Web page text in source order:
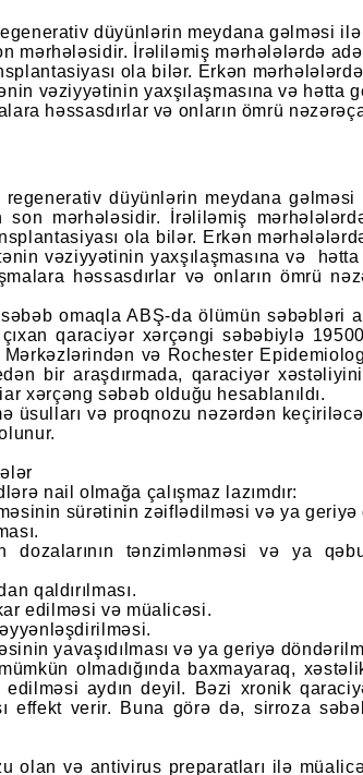
düyünlərin meydana gəlməsi
mərhələsidir. İrəliləmiş mərhələlərdə
ola bilər. Erkən
vəziyyətinin yaxşılaşmasına və hətta
həssasdırlar və onların ömrü
düyünlərin meydana
mərhələsidir. İrəliləmiş
ola bilər. Erkən
vəziyyətinin yaxşılaşmasına və
həssasdırlar və onların ömrü
omaqla ABŞ-da ölümün səbəbləri
qaraciyər xərçəngi səbəbiylə
və Rochester
bir araşdırmada, qaraciyər
xərçəng səbəb olduğu hesablanıldı.
üsulları və proqnozu nəzərdən
nail olmağa çalışmaz lazımdır:
sürətinin zəiflədilməsi və ya geriyə
dozalarının tənzimlənməsi və ya
qaldırılması.
edilməsi və müalicəsi.
yavaşıdılması və ya geriyə
olmadığında baxmayaraq,
aydın deyil. Bəzi xronik
effekt verir. Buna görə də, sirroza
və antivirus preparatları ilə müalicə